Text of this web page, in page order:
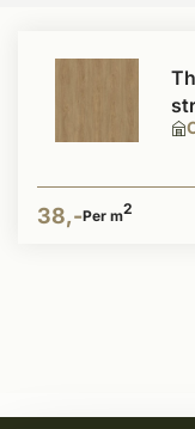
38,-Per m2